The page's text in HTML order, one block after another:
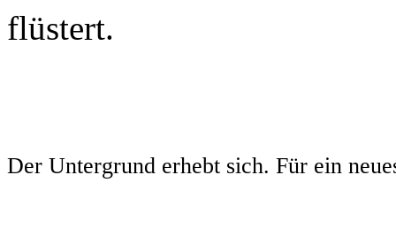
flüstert.
Der Untergrund erhebt sich. Für ein